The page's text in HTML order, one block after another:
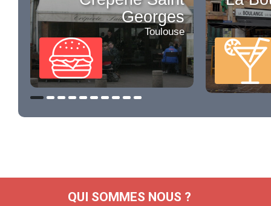
Georges
Toulouse
QUI SOMMES NOUS ?